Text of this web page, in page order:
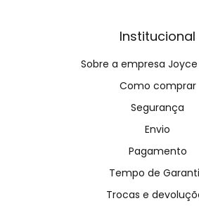
Institucional
Sobre a empresa Joyce
Como comprar
Segurança
Envio
Pagamento
Tempo de
Trocas e